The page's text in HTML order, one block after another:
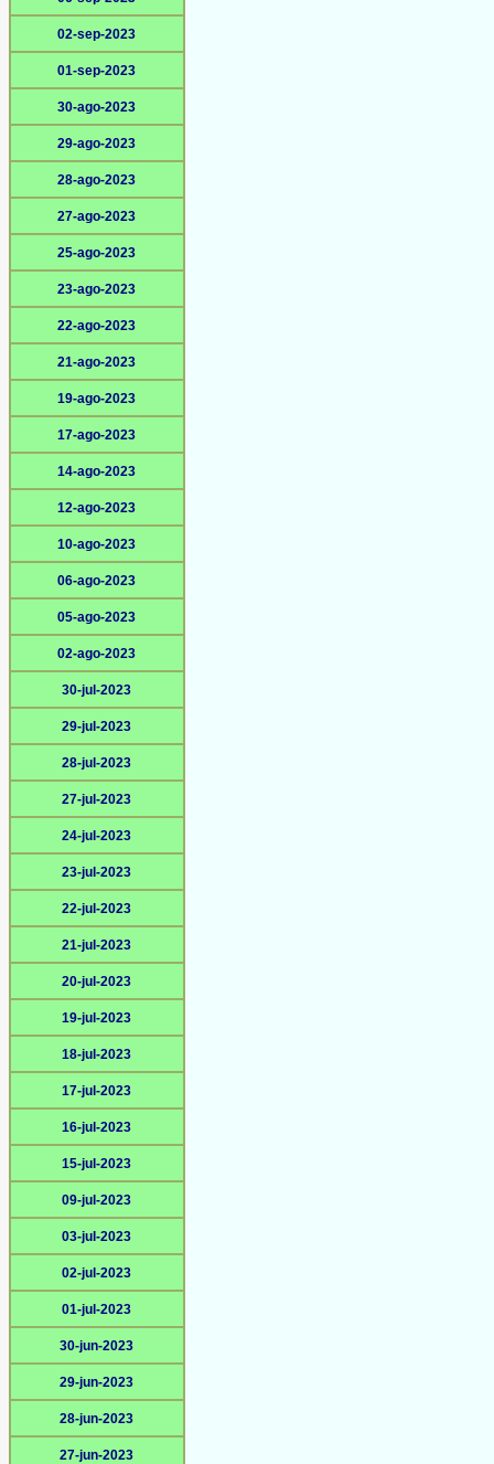
02-sep-2023
01-sep-2023
30-ago-2023
29-ago-2023
28-ago-2023
27-ago-2023
25-ago-2023
23-ago-2023
22-ago-2023
21-ago-2023
19-ago-2023
17-ago-2023
14-ago-2023
12-ago-2023
10-ago-2023
06-ago-2023
05-ago-2023
02-ago-2023
30-jul-2023
29-jul-2023
28-jul-2023
27-jul-2023
24-jul-2023
23-jul-2023
22-jul-2023
21-jul-2023
20-jul-2023
19-jul-2023
18-jul-2023
17-jul-2023
16-jul-2023
15-jul-2023
09-jul-2023
03-jul-2023
02-jul-2023
01-jul-2023
30-jun-2023
29-jun-2023
28-jun-2023
27-jun-2023